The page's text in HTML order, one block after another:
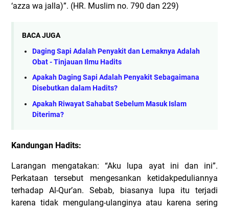
‘azza wa jalla)”. (HR. Muslim no. 790 dan 229)
BACA JUGA
Daging Sapi Adalah Penyakit dan Lemaknya Adalah
Obat - Tinjauan Ilmu Hadits
Apakah Daging Sapi Adalah Penyakit Sebagaimana
Disebutkan dalam Hadits?
Apakah Riwayat Sahabat Sebelum Masuk Islam
Diterima?
Kandungan Hadits:
Larangan mengatakan: “Aku lupa ayat ini dan ini”.
Perkataan tersebut mengesankan ketidakpeduliannya
terhadap Al-Qur’an. Sebab, biasanya lupa itu terjadi
karena tidak mengulang-ulanginya atau karena sering